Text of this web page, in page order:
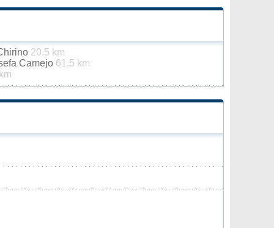
20.5 km
Camejo 61.5 km